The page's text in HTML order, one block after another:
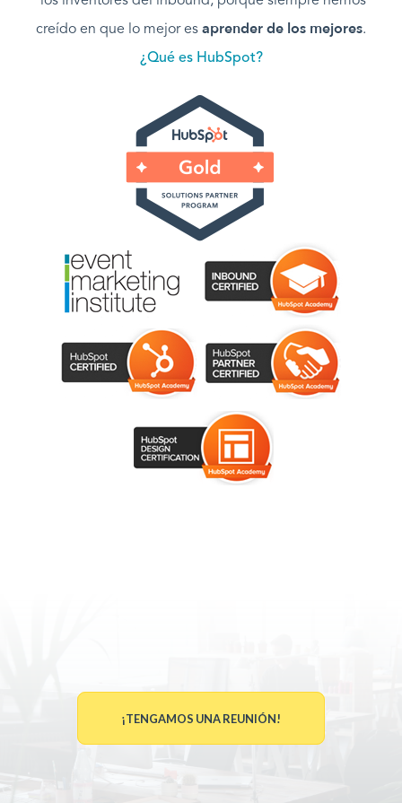
creído en que lo mejor es aprender de los mejores.
¿Qué es HubSpot?
¡TENGAMOS UNA REUNIÓN!